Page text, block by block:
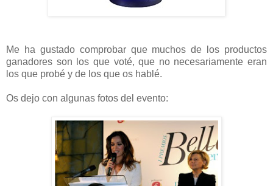
Me ha gustado comprobar que muchos de los productos
ganadores son los que voté, que no necesariamente eran
los que probé y de los que os hablé.
Os dejo con algunas fotos del evento: